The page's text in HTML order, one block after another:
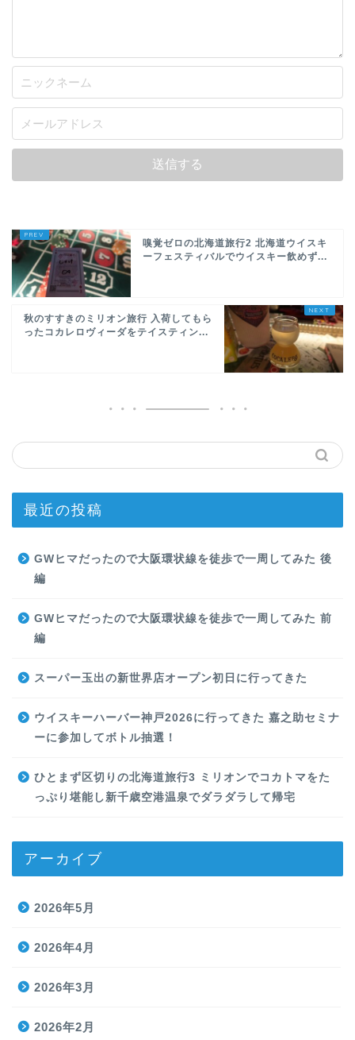
嗅覚ゼロの北海道旅行2 北海道ウイスキ
ーフェスティバルでウイスキー飲めず...
秋のすすきのミリオン旅行 入荷してもら
ったコカレロヴィーダをテイスティン...
最近の投稿
GWヒマだったので大阪環状線を徒歩で一周してみた 後
編
GWヒマだったので大阪環状線を徒歩で一周してみた 前
編
スーパー玉出の新世界店オープン初日に行ってきた
ウイスキーハーバー神戸2026に行ってきた 嘉之助セミナ
ーに参加してボトル抽選！
ひとまず区切りの北海道旅行3 ミリオンでコカトマをた
っぷり堪能し新千歳空港温泉でダラダラして帰宅
アーカイブ
2026年5月
2026年4月
2026年3月
2026年2月